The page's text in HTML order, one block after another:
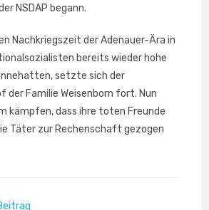
NSDAP begann.
Nachkriegszeit der Adenauer-Ära in
bereits wieder hohe
setzte sich der
der Familie Weisenborn fort. Nun
kämpfen, dass ihre toten Freunde
Täter zur Rechenschaft gezogen